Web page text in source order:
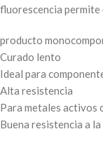
fluorescencia
producto
Curado lento
Ideal para
Alta resistencia
Para metales activos
Buena resistencia a